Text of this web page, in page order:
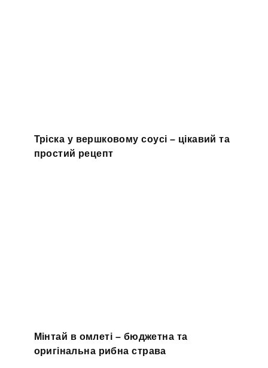
Тріска у вершковому соусі – цікавий та
простий рецепт
Мінтай в омлеті – бюджетна та
оригінальна рибна страва